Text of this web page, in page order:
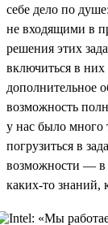
себе дело по
не входящими в
решения этих
включиться в
дополнительное
возможность
у нас было много
погрузиться в
возможности — в
каких-то знаний,